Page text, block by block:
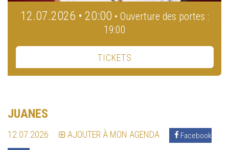
12.07.2026 • 20:00 • Ouverture des portes :
19:00
TICKETS
JUANES
12.07.2026 AJOUTER À MON AGENDA Facebook